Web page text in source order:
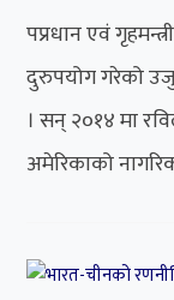
पप्रधान एवं
दुरुपयोग गरेको
। सन् २०१४ मा
अमेरिकाको